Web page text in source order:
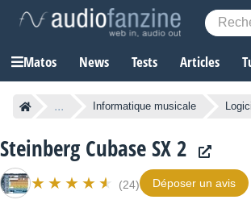
Matos News Tests Articles
... Informatique musicale
Steinberg Cubase SX 2
(24) Déposer un avis